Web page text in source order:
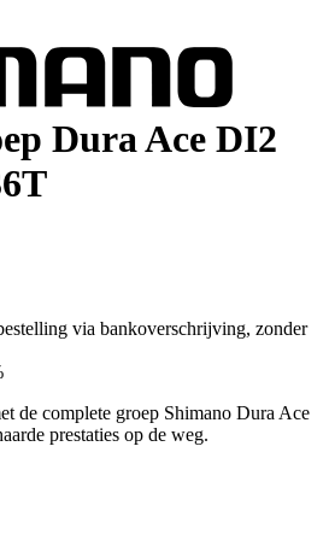
Dura Ace DI2
via bankoverschrijving, zonder
de complete groep Shimano Dura Ace
prestaties op de weg.